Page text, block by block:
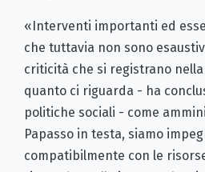
«Interventi importanti ed
che tuttavia non sono
criticità che si registrano
quanto ci riguarda - ha
politiche sociali - come
Papasso in testa, siamo
compatibilmente con le